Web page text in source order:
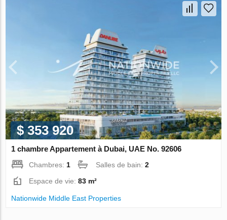
$ 353 920
1 chambre Appartement à Dubai, UAE No. 92606
Chambres:1 Salles de bain:2
Espace de vie:83 m²
Nationwide Middle East Properties